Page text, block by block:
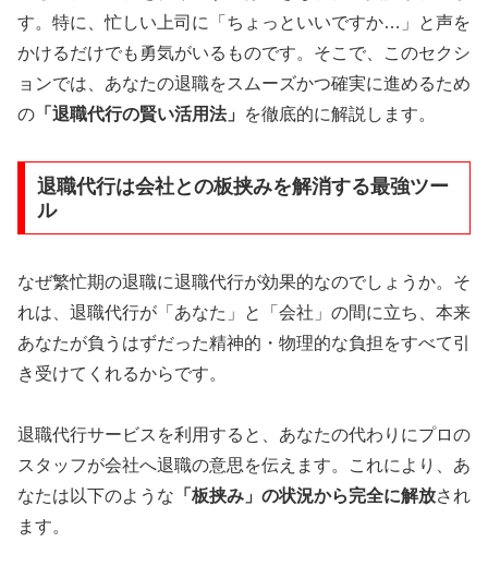
す。特に、忙しい上司に「ちょっといいですか…」と声を
かけるだけでも勇気がいるものです。そこで、このセクシ
ョンでは、あなたの退職をスムーズかつ確実に進めるため
の 「退職代行の賢い活用法」 を徹底的に解説します。
退職代行は会社との板挟みを解消する最強ツー
ル
なぜ繁忙期の退職に退職代行が効果的なのでしょうか。そ
れは、退職代行が「あなた」と「会社」の間に立ち、本来
あなたが負うはずだった精神的・物理的な負担をすべて引
き受けてくれるからです。
退職代行サービスを利用すると、あなたの代わりにプロの
スタッフが会社へ退職の意思を伝えます。これにより、あ
なたは以下のような 「板挟み」の状況から完全に解放され
ます。